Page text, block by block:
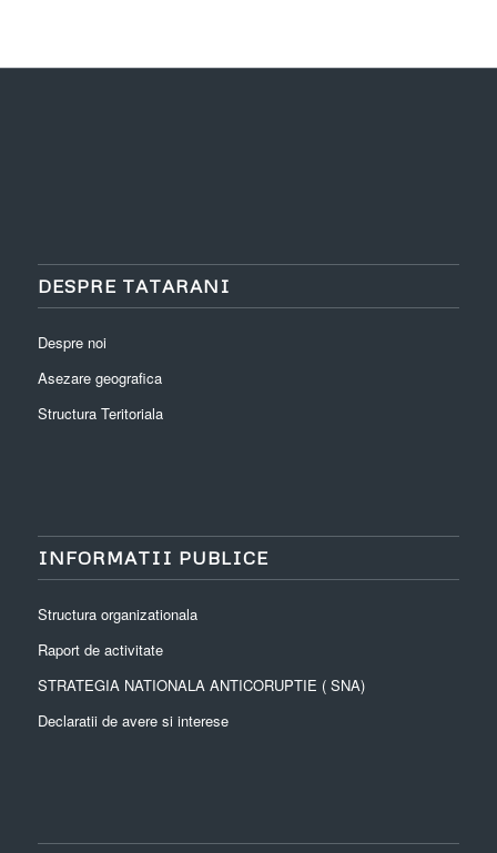
DESPRE TATARANI
Despre noi
Asezare geografica
Structura Teritoriala
INFORMATII PUBLICE
Structura organizationala
Raport de activitate
STRATEGIA NATIONALA ANTICORUPTIE ( SNA)
Declaratii de avere si interese